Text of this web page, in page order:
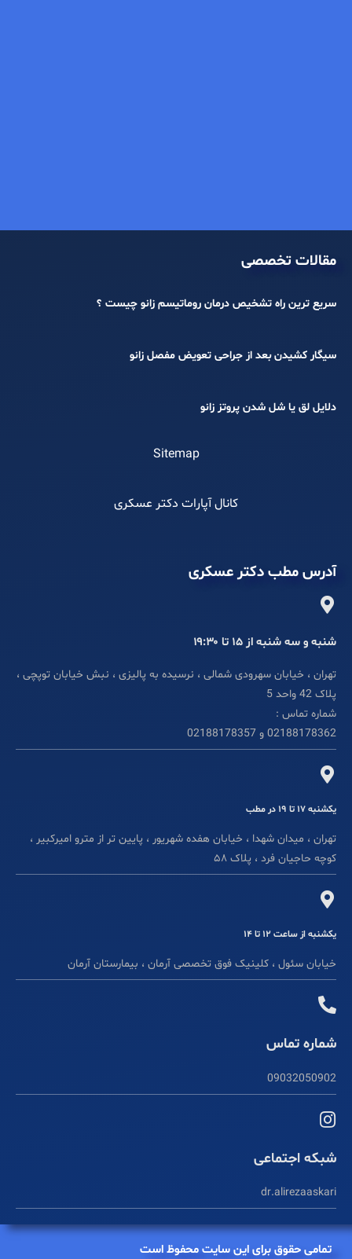
مقالات تخصصی
سریع ترین راه تشخیص درمان روماتیسم زانو چیست ؟
سیگار کشیدن بعد از جراحی تعویض مفصل زانو
دلایل لق یا شل شدن پروتز زانو
Sitemap
کانال آپارات دکتر عسکری
آدرس مطب دکتر عسکری
شنبه و سه شنبه از ۱۵ تا ۱۹:۳۰
تهران ، خیابان سهرودی شمالی ، نرسیده به پالیزی ، نبش خیابان توپچی ،
پلاک 42 واحد 5
شماره تماس :
02188178362 و 02188178357
یکشنبه ۱۷ تا ۱۹ در مطب
تهران ، میدان شهدا ، خیابان هفده شهریور ، پایین تر از مترو امیرکبیر ،
کوچه حاجیان فرد ، پلاک ۵۸
یکشنبه از ساعت ۱۲ تا ۱۴
خیابان سئول ، کلینیک فوق تخصصی آرمان ، بیمارستان آرمان
شماره تماس
09032050902
شبکه اجتماعی
dr.alirezaaskari
تمامی حقوق برای این سایت محفوظ است